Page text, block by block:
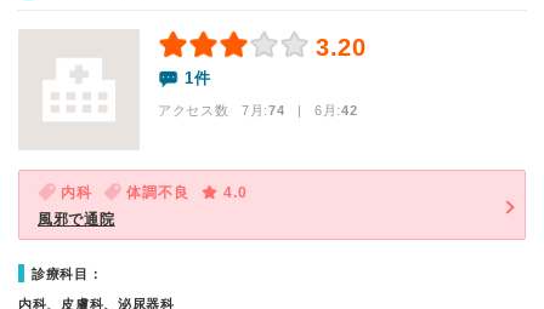
3.20
1件
アクセス数 7月:74 | 6月:42
内科 体調不良
4.0
風邪で通院
診療科目：
内科、皮膚科、泌尿器科